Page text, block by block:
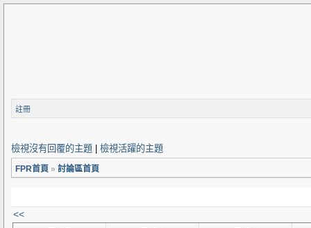
註冊
檢視沒有回覆的主題 檢視活躍的主題
FPR首頁 » 討論區首頁
<<